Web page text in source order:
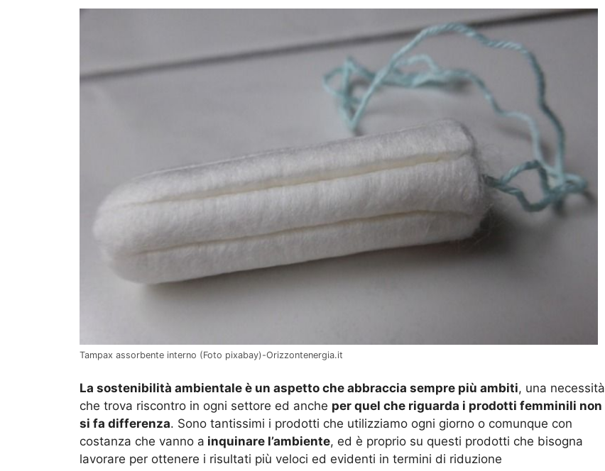
Tampax assorbente interno (Foto pixabay)-Orizzontenergia.it
La sostenibilità ambientale è un aspetto che abbraccia sempre più ambiti, una necessità
che trova riscontro in ogni settore ed anche per quel che riguarda i prodotti femminili non
si fa differenza. Sono tantissimi i prodotti che utilizziamo ogni giorno o comunque con
costanza che vanno a inquinare l’ambiente, ed è proprio su questi prodotti che bisogna
lavorare per ottenere i risultati più veloci ed evidenti in termini di riduzione